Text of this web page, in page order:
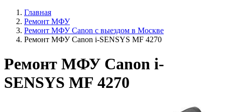
Главная
Ремонт МФУ
Ремонт МФУ Canon с выездом в Москве
Ремонт МФУ Canon i-SENSYS MF 4270
Ремонт МФУ Canon i-
SENSYS MF 4270